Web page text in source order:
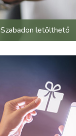
Szabadon letölthető